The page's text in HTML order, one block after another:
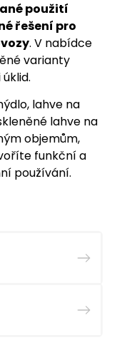
použití
řešení pro
. V nabídce
varianty
lahve na
lahve na
objemům,
funkční a
používání.